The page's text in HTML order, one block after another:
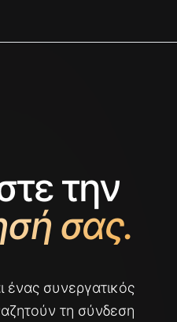
την
σας.
ένας συνεργατικός
τη σύνδεση